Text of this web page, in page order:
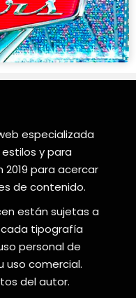
especializada
y para
para acercar
de contenido.
están sujetas a
tipografía
personal de
uso comercial.
del autor.